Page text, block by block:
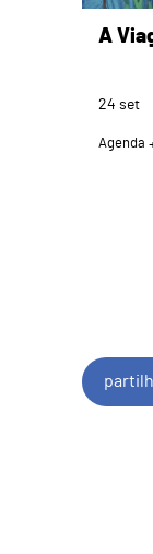
A
24 set
Agenda